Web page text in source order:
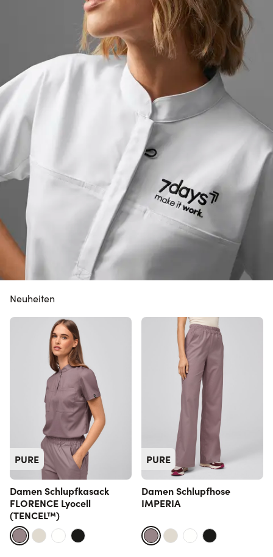
Neuheiten
PURE
Damen Schlupfkasack
FLORENCE Lyocell
(TENCEL™)
PURE
Damen Schlupfhose
IMPERIA